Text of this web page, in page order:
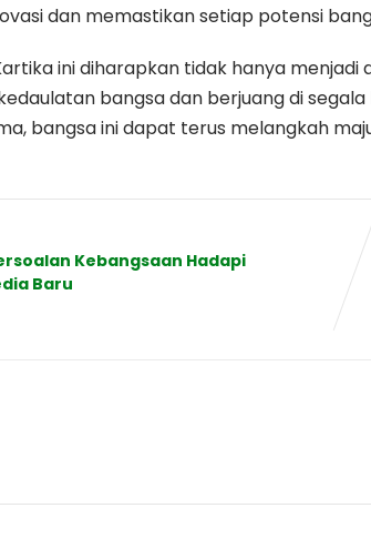
dan memastikan setiap potensi
ini diharapkan tidak hanya
bangsa dan berjuang di
bangsa ini dapat terus melangkah
Kebangsaan Hadapi
Baru